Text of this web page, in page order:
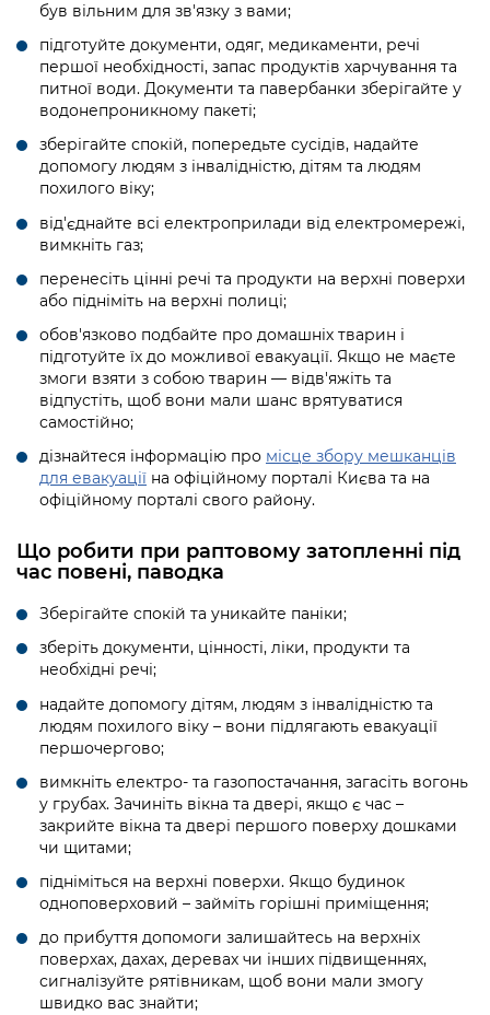
Підприємства, установи, організації
Kyiv International Relations
Річні звіти
Гендерна політика
Безбар'єрність
Київська міська військова адміністрація
Безбар'єрність
Портал послуг
Міський застосунок Київ Цифровий
Важливе під час воєнного стану
Уряд» – місцевий рівень»
Важливе під час воєнного стану
Про відкриті дані
Портал даних Києва
Публічні дашборди
був вільним для зв'язку з вами;
підготуйте документи, одяг, медикаменти, речі
першої необхідності, запас продуктів харчування та
питної води. Документи та павербанки зберігайте у
водонепроникному пакеті;
зберігайте спокій, попередьте сусідів, надайте
допомогу людям з інвалідністю, дітям та людям
похилого віку;
від'єднайте всі електроприлади від електромережі,
вимкніть газ;
перенесіть цінні речі та продукти на верхні поверхи
або підніміть на верхні полиці;
обов'язково подбайте про домашніх тварин і
підготуйте їх до можливої евакуації. Якщо не маєте
змоги взяти з собою тварин — відв'яжіть та
відпустіть, щоб вони мали шанс врятуватися
самостійно;
дізнайтеся інформацію про місце збору мешканців
для евакуації на офіційному порталі Києва та на
офіційному порталі свого району.
Що робити при раптовому затопленні під
час повені, паводка
Зберігайте спокій та уникайте паніки;
зберіть документи, цінності, ліки, продукти та
необхідні речі;
надайте допомогу дітям, людям з інвалідністю та
людям похилого віку – вони підлягають евакуації
першочергово;
вимкніть електро- та газопостачання, загасіть вогонь
у грубах. Зачиніть вікна та двері, якщо є час –
закрийте вікна та двері першого поверху дошками
чи щитами;
підніміться на верхні поверхи. Якщо будинок
одноповерховий – займіть горішні приміщення;
до прибуття допомоги залишайтесь на верхніх
поверхах, дахах, деревах чи інших підвищеннях,
сигналізуйте рятівникам, щоб вони мали змогу
швидко вас знайти;